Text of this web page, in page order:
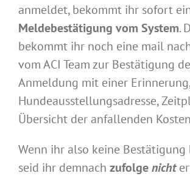
anmeldet, bekommt ihr sofort
Meldebestätigung vom System.
bekommt ihr noch eine mail
vom ACI Team zur Bestätigung
Anmeldung mit einer Erinnerung,
Hundeausstellungsadresse,
Übersicht der anfallenden
Wenn ihr also keine Bestätigung
seid ihr demnach zufolgenicht